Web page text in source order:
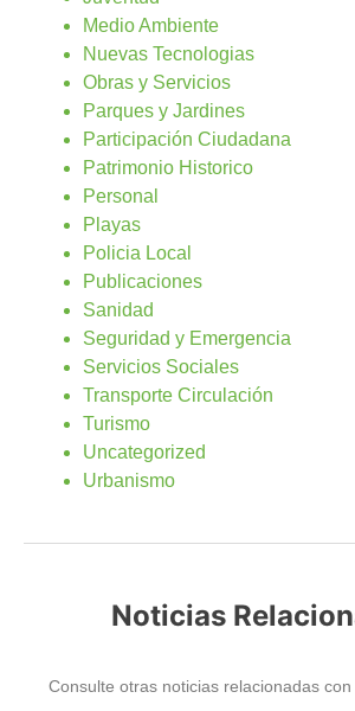
Medio Ambiente
Nuevas Tecnologias
Obras y Servicios
Parques y Jardines
Participación Ciudadana
Patrimonio Historico
Personal
Playas
Policia Local
Publicaciones
Sanidad
Seguridad y Emergencia
Servicios Sociales
Transporte Circulación
Turismo
Uncategorized
Urbanismo
Noticias
Consulte otras noticias relacionadas